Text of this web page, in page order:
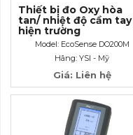
Thiết bị đo Oxy hòa
tan/ nhiệt độ cầm tay
hiện trường
Model: EcoSense DO200M
Hãng: YSI - Mỹ
Giá: Liên hệ